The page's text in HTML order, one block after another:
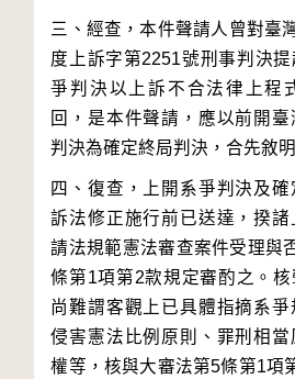
三、經查，本件聲請人曾對臺
度上訴字第2251號刑事判決
爭判決以上訴不合法律上程
回，是本件聲請，應以前開
四、復查，上開系爭判決及
訴法修正施行前已送達，揆
請法規範憲法審查案件受理與
條第1項第2款規定審酌之。核
尚難謂客觀上已具體指摘系
侵害憲法比例原則、罪刑相當
權等，核與大審法第5條第1項